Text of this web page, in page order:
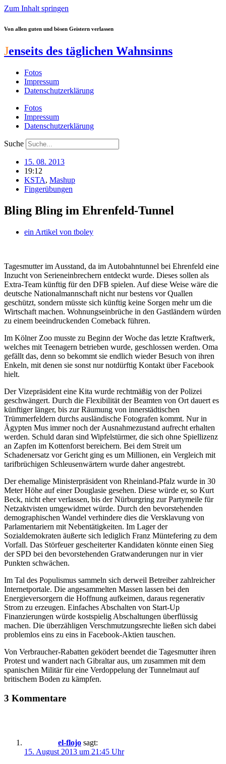
Zum Inhalt springen
Von allen guten und bösen Geistern verlassen
Jenseits des täglichen Wahnsinns
Fotos
Impressum
Datenschutzerklärung
Fotos
Impressum
Datenschutzerklärung
Suche
15. 08. 2013
19:12
KSTA, Mashup
Fingerübungen
Bling Bling im Ehrenfeld-Tunnel
ein Artikel von tboley
Tagesmutter im Ausstand, da im Autobahntunnel bei Ehrenfeld eine
Inzucht von Serieneinbrechern entdeckt wurde. Dieses sollen als
Extra-Team künftig für den DFB spielen. Auf diese Weise wäre die
deutsche Nationalmannschaft nicht nur bestens vor Quallen
geschützt, sondern müsste sich künftig keine Sorgen mehr um die
Wirtschaft machen. Wohnungseinbrüche in den Gastländern würden
zu einem beeindruckenden Comeback führen.
Im Kölner Zoo musste zu Beginn der Woche das letzte Kraftwerk,
welches mit Teenagern betrieben wurde, geschlossen werden. Oma
gefällt das, denn so bekommt sie endlich wieder Besuch von ihren
Enkeln, mit denen sie sonst nur notdürftig Kontakt über Facebook
hielt.
Der Vizepräsident eine Kita wurde rechtmäßig von der Polizei
geschwängert. Durch die Flexibilität der Beamten von Ort dauert es
künftiger länger, bis zur Räumung von innerstädtischen
Trümmerfeldern durchs ausländische Fotografen kommt. Nur in
Ägypten Mus immer noch der Ausnahmezustand aufrecht erhalten
werden. Schuld daran sind Wipfelstürmer, die sich ohne Spiellizenz
an Zapfen im Kottenforst bereichern. Bei dem Streit um
Schadenersatz vor Gericht ging es um Millionen, ein Vergleich mit
tarifbrüchigen Schleusenwärtern wurde daher angestrebt.
Der ehemalige Ministerpräsident von Rheinland-Pfalz wurde in 30
Meter Höhe auf einer Douglasie gesehen. Diese würde er, so Kurt
Beck, nicht eher verlassen, bis der Nürburgring zur Partymeile für
Netzaktvisten umgewidmet würde. Durch den bevorstehenden
demographischen Wandel verhindere dies die Versklavung von
Parlamentariern mit Nebentätigkeiten. Im Lager der
Sozialdemokraten äußerte sich lediglich Franz Müntefering zu dem
Vorfall. Das Störfeuer gescheiterter Kandidaten könnte einen Sieg
der SPD bei den bevorstehenden Gratwanderungen nur in vier
Punkten schwächen.
Im Tal des Populismus sammeln sich derweil Betreiber zahlreicher
Internetportale. Die angesammelten Massen lassen bei den
Energieversorgern die Hoffnung aufkeimen, daraus regenerativ
Strom zu erzeugen. Einfaches Abschalten von Start-Up
Finanzierungen würde kostspielig Abschaltungen überflüssig
machen. Die überzähligen Verschmutzungsrechte ließen sich dabei
problemlos eins zu eins in Facebook-Aktien tauschen.
Von Verbraucher-Rabatten geködert beendet die Tagesmutter ihren
Protest und wandert nach Gibraltar aus, um zusammen mit dem
spanischen Militär für eine Verdoppelung der Tunnelmaut auf
britischem Boden zu kämpfen.
3 Kommentare
el-flojo sagt:
15. August 2013 um 21:45 Uhr